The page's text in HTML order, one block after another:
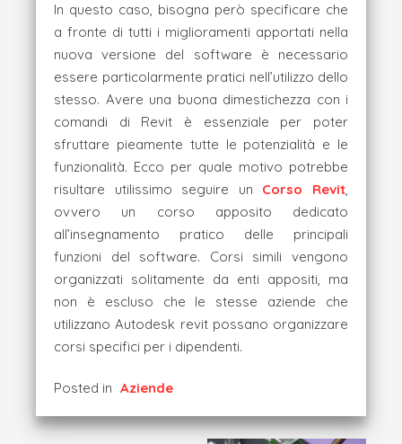
In questo caso, bisogna però specificare che
a fronte di tutti i miglioramenti apportati nella
nuova versione del software è necessario
essere particolarmente pratici nell’utilizzo dello
stesso. Avere una buona dimestichezza con i
comandi di Revit è essenziale per poter
sfruttare pieamente tutte le potenzialità e le
funzionalità. Ecco per quale motivo potrebbe
risultare utilissimo seguire un Corso Revit,
ovvero un corso apposito dedicato
all’insegnamento pratico delle principali
funzioni del software. Corsi simili vengono
organizzati solitamente da enti appositi, ma
non è escluso che le stesse aziende che
utilizzano Autodesk revit possano organizzare
corsi specifici per i dipendenti.
Posted in Aziende